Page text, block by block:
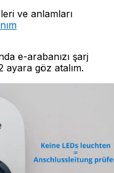
ve anlamları
e-arabanızı şarj
ayara göz atalım.